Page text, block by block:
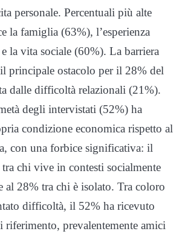
personale. Percentuali più alte
la famiglia (63%), l’esperienza
la vita sociale (60%). La barriera
principale ostacolo per il 28% del
dalle difficoltà relazionali (21%).
degli intervistati (52%) ha
condizione economica rispetto al
con una forbice significativa: il
chi vive in contesti socialmente
al 28% tra chi è isolato. Tra coloro
difficoltà, il 52% ha ricevuto
riferimento, prevalentemente amici